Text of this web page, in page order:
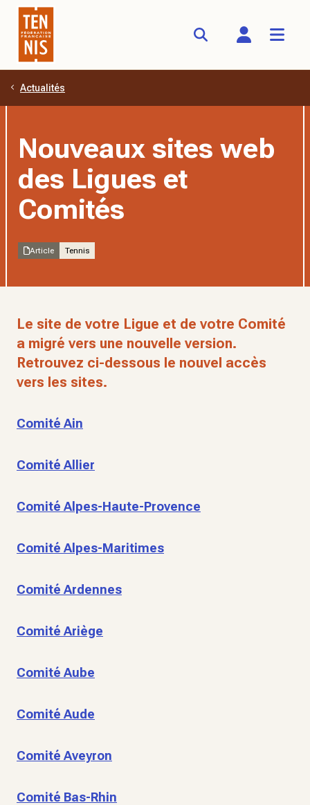
Aller au contenu principal
Actualités
Nouveaux sites web
des Ligues et
Comités
Article Tennis
Le site de votre Ligue et de votre Comité
a migré vers une nouvelle version.
Retrouvez ci-dessous le nouvel accès
vers les sites.
Comité Ain
Comité Allier
Comité Alpes-Haute-Provence
Comité Alpes-Maritimes
Comité Ardennes
Comité Ariège
Comité Aube
Comité Aude
Comité Aveyron
Comité Bas-Rhin